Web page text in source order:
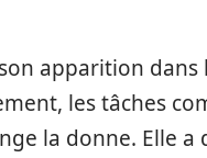
apparition dans
les tâches
la donne. Elle a